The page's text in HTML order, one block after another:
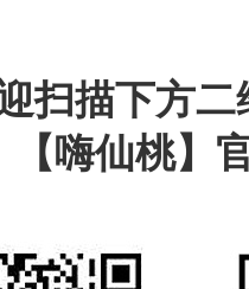
扫描下方
【嗨仙桃】